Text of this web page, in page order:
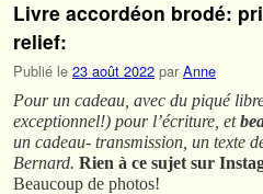
Livre accordéon brodé:
relief:
Publié le 23 août 2022 par Anne
Pour un cadeau, avec du piqué
exceptionnel!) pour l’écriture, et
un cadeau- transmission, un texte
Bernard. Rien à ce sujet sur
Beaucoup de photos!